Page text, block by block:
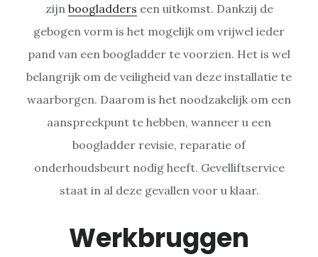
zijn boogladders een uitkomst. Dankzij de
gebogen vorm is het mogelijk om vrijwel ieder
pand van een boogladder te voorzien. Het is wel
belangrijk om de veiligheid van deze installatie te
waarborgen. Daarom is het noodzakelijk om een
aanspreekpunt te hebben, wanneer u een
boogladder revisie, reparatie of
onderhoudsbeurt nodig heeft. Gevelliftservice
staat in al deze gevallen voor u klaar.
Werkbruggen